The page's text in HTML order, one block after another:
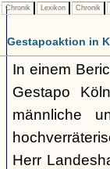
Chronik Lexikon Chronik
Gestapoaktion in
In einem
Gestapo
männliche
Herr